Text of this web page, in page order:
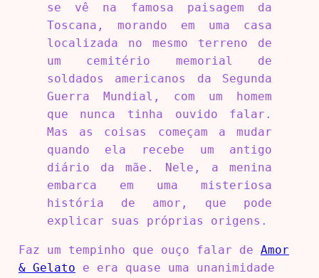
se vê na famosa paisagem da
Toscana, morando em uma casa
localizada no mesmo terreno de
um cemitério memorial de
soldados americanos da Segunda
Guerra Mundial, com um homem
que nunca tinha ouvido falar.
Mas as coisas começam a mudar
quando ela recebe um antigo
diário da mãe. Nele, a menina
embarca em uma misteriosa
história de amor, que pode
explicar suas próprias origens.
Faz um tempinho que ouço falar de Amor
& Gelato e era quase uma unanimidade